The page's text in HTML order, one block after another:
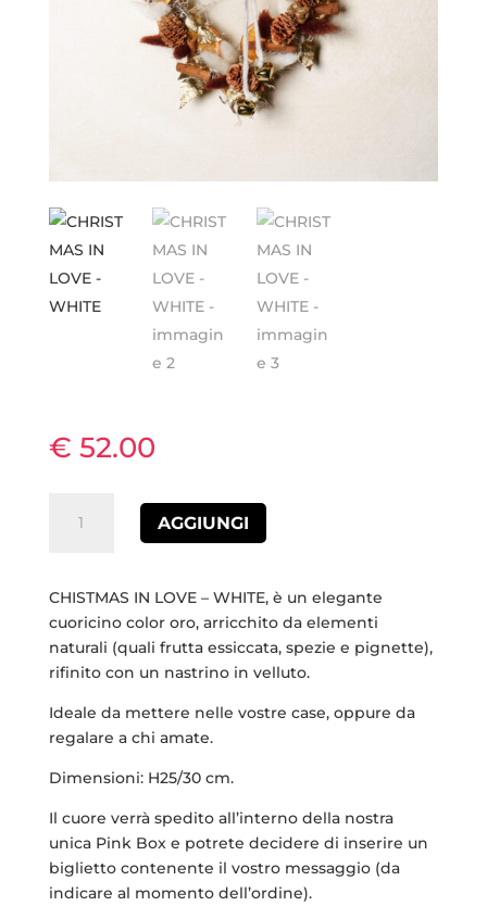
€ 52.00
WHITE
quantità
AGGIUNGI
CHISTMAS IN LOVE – WHITE, è un elegante
cuoricino color oro, arricchito da elementi
naturali (quali frutta essiccata, spezie e pignette),
rifinito con un nastrino in velluto.
Ideale da mettere nelle vostre case, oppure da
regalare a chi amate.
Dimensioni: H25/30 cm.
Il cuore verrà spedito all’interno della nostra
unica Pink Box e potrete decidere di inserire un
biglietto contenente il vostro messaggio (da
indicare al momento dell’ordine).